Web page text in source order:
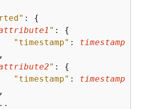
: {
" : {
"timestamp" : timestamp
" : {
"timestamp" : timestamp